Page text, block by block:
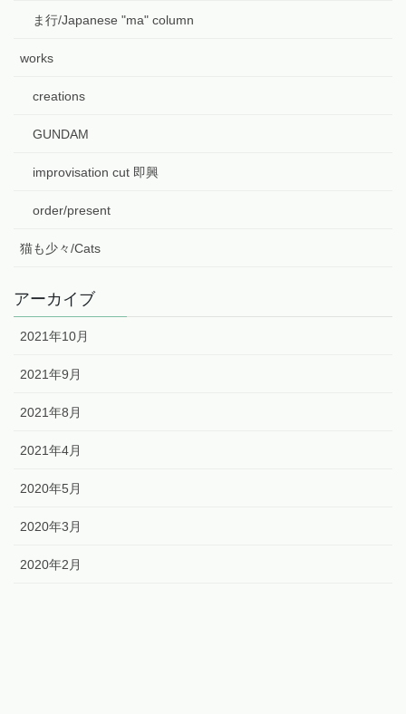
ま行/Japanese "ma" column
works
creations
GUNDAM
improvisation cut 即興
order/present
猫も少々/Cats
アーカイブ
2021年10月
2021年9月
2021年8月
2021年4月
2020年5月
2020年3月
2020年2月